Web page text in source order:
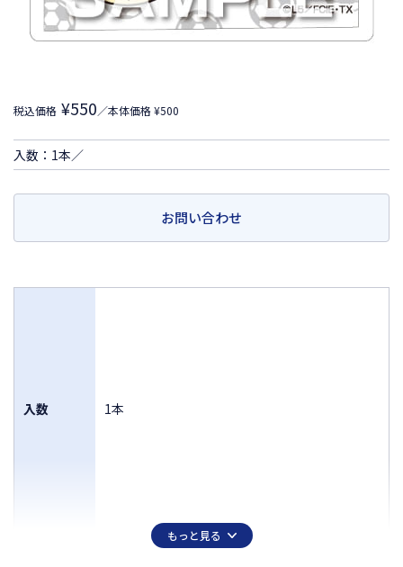
税込価格 ¥550／本体価格 ¥500
入数：1本／
お問い合わせ
入数 1本
もっと見る